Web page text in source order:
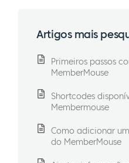
Artigos mais
Primeiros passos
MemberMouse
Shortcodes
Membermouse
Como adicionar
do MemberMouse